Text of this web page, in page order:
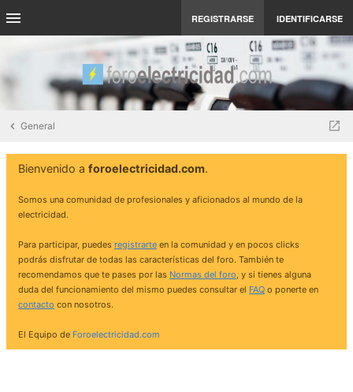
REGISTRARSE IDENTIFICARSE
General
Bienvenido a foroelectricidad.com.
Somos una comunidad de profesionales y aficionados al mundo de la
electricidad.
Para participar, puedes registrarte en la comunidad y en pocos clicks
podrás disfrutar de todas las características del foro. También te
recomendamos que te pases por las Normas del foro, y si tienes alguna
duda del funcionamiento del mismo puedes consultar el FAQ o ponerte en
contacto con nosotros.
El Equipo de Foroelectricidad.com